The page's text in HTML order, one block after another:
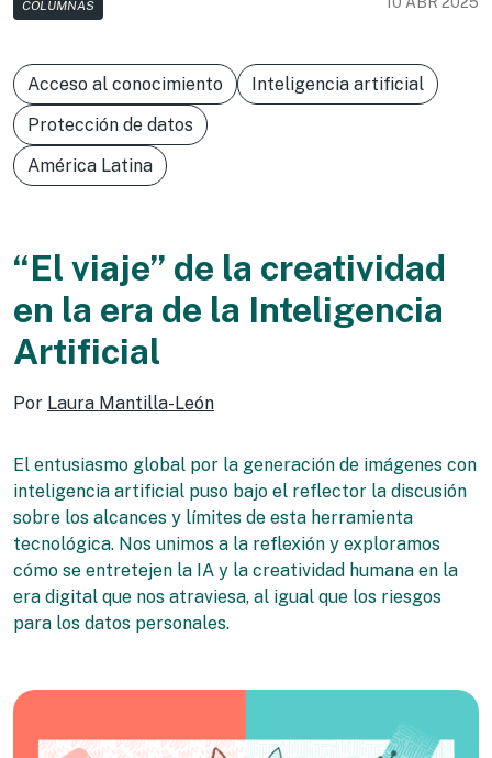
COLUMNAS
Acceso al conocimiento
Inteligencia artificial
Protección de datos
América Latina
“El viaje” de la creatividad
en la era de la Inteligencia
Artificial
Por Laura Mantilla-León
El entusiasmo global por la generación de imágenes con
inteligencia artificial puso bajo el reflector la discusión
sobre los alcances y límites de esta herramienta
tecnológica. Nos unimos a la reflexión y exploramos
cómo se entretejen la IA y la creatividad humana en la
era digital que nos atraviesa, al igual que los riesgos
para los datos personales.